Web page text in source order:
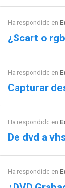
Ha respondido en
¿Scart o
Ha respondido en
Capturar
Ha respondido en
De dvd a vhs
Ha respondido en